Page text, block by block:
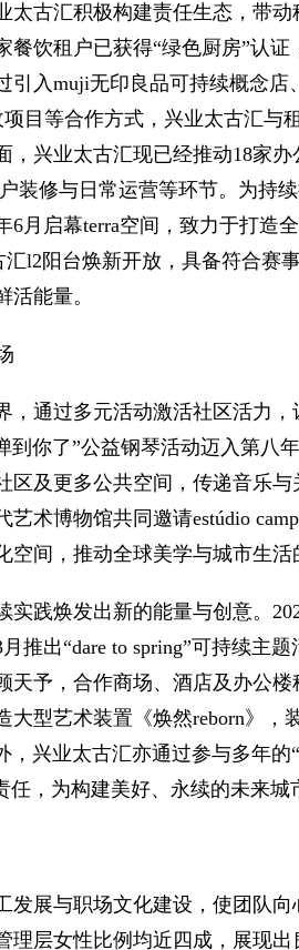
古汇积极构建责任生态，带动
饮租户已获得“绿色厨房”认证
入muji无印良品可持续概念店
目等合作方式，兴业太古汇与
兴业太古汇现已经推动18家办
装修与日常运营等环节。为持
月启幕terra空间，致力于打造
l2阳台焕新开放，具备符合赛
能量。
通过多元活动激活社区活力，
到你了”公益钢琴活动迈入第八
区及更多公共空间，传递音乐与
术博物馆共同邀请estúdio
间，推动全球美学与城市生活
践焕发出新的能量与创意。
推出“dare to spring”可持续主
予，合作商场、酒店及办公楼
型艺术装置《焕然reborn》，
，兴业太古汇亦通过参与多年的
，为构建美好、永续的未来城
展与职场文化建设，使团队向
理层女性比例均近四成，展现